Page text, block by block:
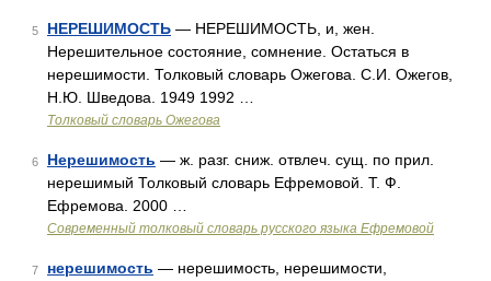
5 НЕРЕШИМОСТЬ — НЕРЕШИМОСТЬ, и, жен.
Нерешительное состояние, сомнение. Остаться в
нерешимости. Толковый словарь Ожегова. С.И. Ожегов,
Н.Ю. Шведова. 1949 1992 …
Толковый словарь Ожегова
6 Нерешимость — ж. разг. сниж. отвлеч. сущ. по прил.
нерешимый Толковый словарь Ефремовой. Т. Ф.
Ефремова. 2000 …
Современный толковый словарь русского языка Ефремовой
7 нерешимость — нерешимость, нерешимости,